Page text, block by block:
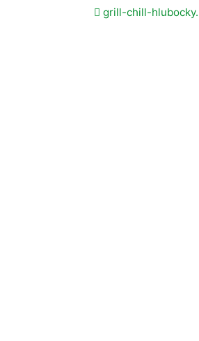
grill-chill-